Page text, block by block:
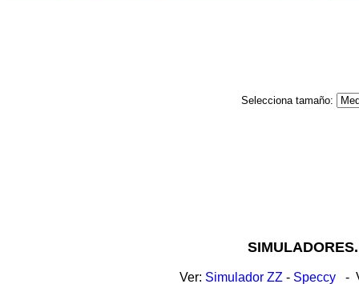
Selecciona tamaño:
Ver: Simulador ZZ - Speccy -